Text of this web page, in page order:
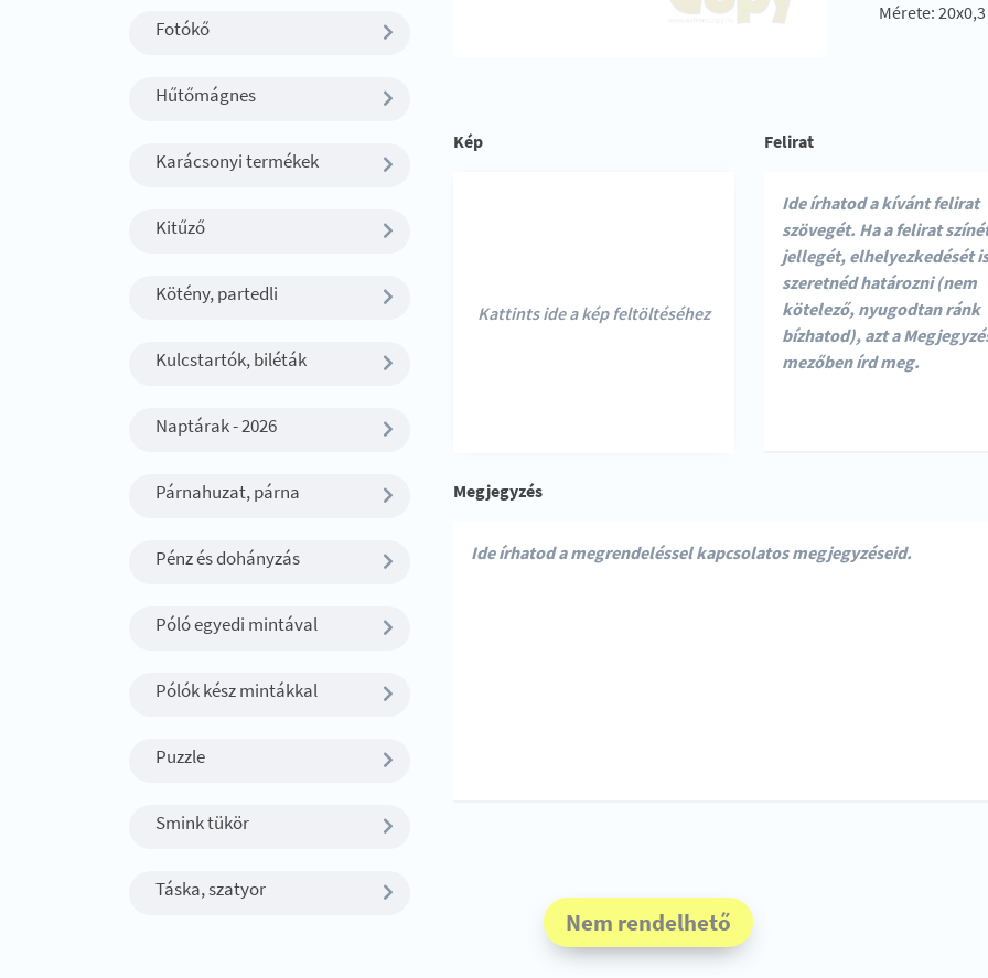
Fotókő
Hűtőmágnes
Karácsonyi termékek
Kitűző
Kötény, partedli
Kulcstartók, biléták
Naptárak - 2026
Párnahuzat, párna
Pénz és dohányzás
Póló egyedi mintával
Pólók kész mintákkal
Puzzle
Smink tükör
Táska, szatyor
Mérete:
Kép
Kattints ide a kép feltöltéséhez
Felirat
Megjegyzés
Nem rendelhető